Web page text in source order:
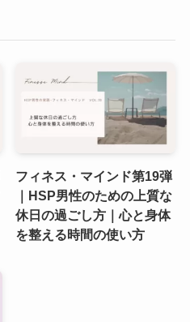
フィネス・マインド第19弾
｜HSP男性のための上質な
休日の過ごし方｜心と身体
を整える時間の使い方